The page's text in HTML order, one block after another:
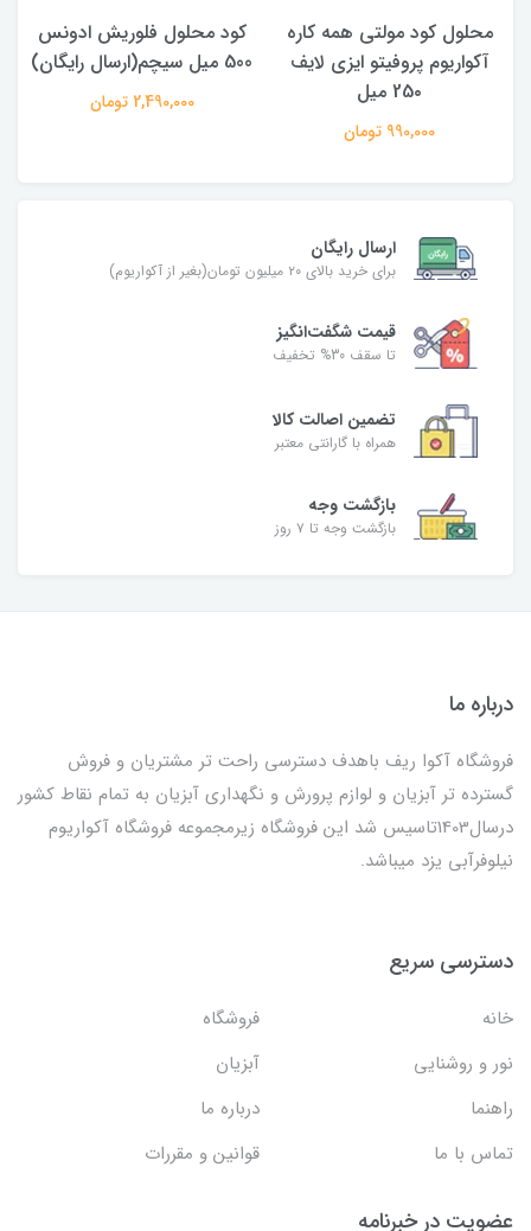
محلول کود مولتی همه کاره
آکواریوم پروفیتو ایزی لایف
25۰ میل
990,000 تومان
کود محلول فلوریش ادونس
500 میل سیچم(ارسال رایگان)
2,490,000 تومان
ارسال رایگان
برای خرید بالای ۲۰ میلیون تومان(بغیر از آکواریوم)
قیمت شگفت‌انگیز
تا سقف 30% تخفیف
تضمین اصالت کالا
همراه با گارانتی معتبر
بازگشت وجه
بازگشت وجه تا ۷ روز
درباره ما
فروشگاه آکوا ریف باهدف دسترسی راحت تر مشتریان و فروش
گسترده تر آبزیان و لوازم پرورش و نگهداری آبزیان به تمام نقاط کشور
درسال1403تاسیس شد این فروشگاه زیرمجموعه فروشگاه آکواریوم
نیلوفرآبی یزد میباشد.
دسترسی سریع
خانه
فروشگاه
نور و روشنایی
آبزیان
راهنما
درباره ما
تماس با ما
قوانین و مقررات
عضویت در خبرنامه